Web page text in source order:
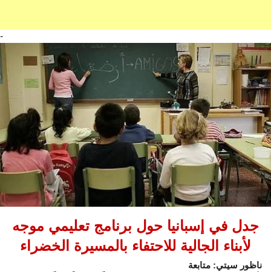
-
جدل في إسبانيا حول برنامج تعليمي موجه
لأبناء الجالية للاحتفاء بالمسيرة الخضراء
ناظور سيتي: متابعة